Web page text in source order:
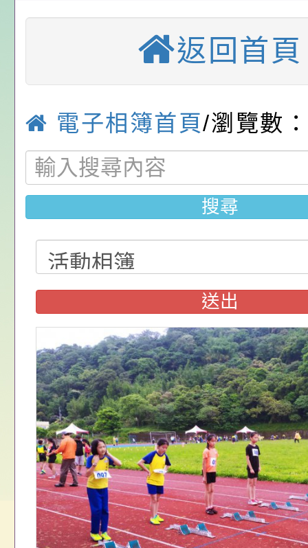
樂會」、「邁向下一
列講座及成長團體
甄選公告
校課程計畫」核定一
轉知教育部國民及學
辦理「115年度教育
前教育署辦理性別平
置課程與教學人才庫
畫」一案， 請教師
請，請查照。
公告:桃園市政府腸
施問答集
轉知:桃園市交通局
減碳存摺2.0」全民
桃園市政府家庭教育
年度祖孫樂淘桃－祖
祝活動」海報電子檔
位協助鼓勵所屬同仁
關（構）、學校、民
名參加，請查照
轉知有關銓敘部建置
員退休所得重審後實
算器」，公立學校退
亦可利用
「2026桃園市孔廟
動—儒門初開 智慧
桃園市政府家庭教育
家8月課程資訊」、
電影營」、「祖孫樂
「愛『原原』不絕-
樂會」、「邁向下一
列講座及成長團體」
轉知內政部函以，有
員會函釋公務員留職
赴陸應申請許可一案
中興國民小學115學
期第1次第7-9招代課
甄選公告
本校「115學年度國
校課程計畫」核定一
轉知教育部國民及學
辦理「115年度教育
前教育署辦理性別平
置課程與教學人才庫
畫」一案， 請教師
請，請查照。
公告:桃園市政府腸
施問答集
轉知:桃園市交通局
減碳存摺2.0」全民
桃園市政府家庭教育
年度祖孫樂淘桃－祖
祝活動」海報電子檔
轉知有關銓敘部建置
員退休所得重審後實
國民中小學市
表隊選拔賽-優
小
返回首頁
電子相簿首頁/瀏覽數
搜尋
送出